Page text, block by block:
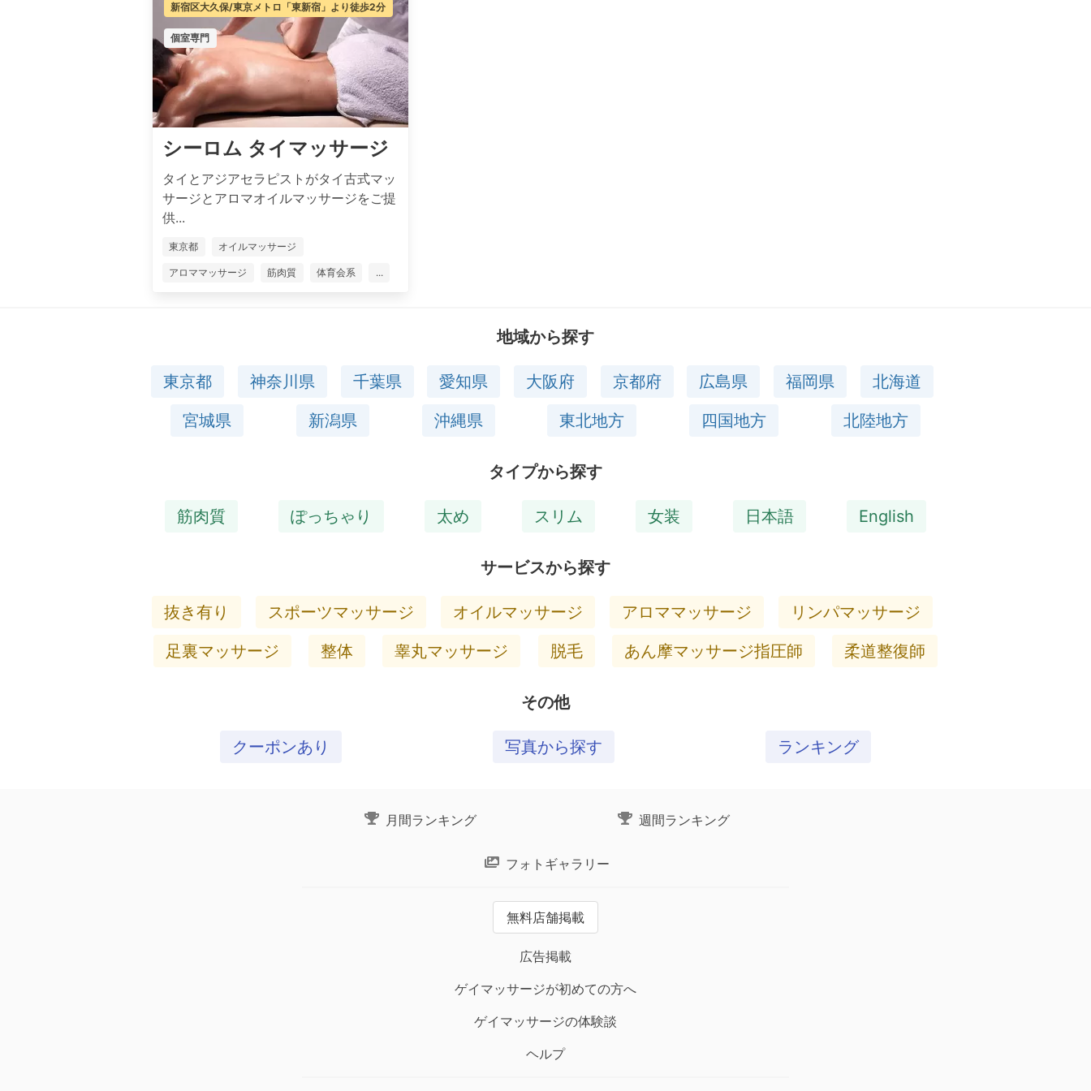
新宿区大久保/​東京メトロ「東新宿」より徒歩2分
個室専門
シーロム タイマッサージ
タイとアジアセラピストがタイ古式マッ
サージとアロマオイルマッサージをご提
供...
東京都 オイルマッサージ
アロママッサージ 筋肉質 体育会系 ...
地域から探す
東京都 神奈川県 千葉県 愛知県 大阪府 京都府 広島県 福岡県
北海道
宮城県
新潟県 沖縄県 東北地方 四国地方 北陸地方
タイプから探す
筋肉質 ぽっちゃり 太め スリム 女装 日本語 English
サービスから探す
抜き有り スポーツマッサージ オイルマッサージ アロママッサージ
リンパマッサージ
足裏マッサージ
整体 睾丸マッサージ 脱毛 あん摩マッサージ指圧師 柔道整復師
その他
クーポンあり 写真から探す ランキング
月間ランキング 週間ランキング
フォトギャラリー
無料店舗掲載
広告掲載
ゲイマッサージが初めての方へ
ゲイマッサージの体験談
ヘルプ